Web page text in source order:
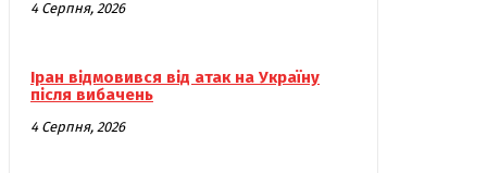
4 Серпня, 2026
Іран відмовився від атак на Україну
після вибачень
4 Серпня, 2026